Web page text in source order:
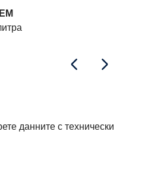
данните с технически